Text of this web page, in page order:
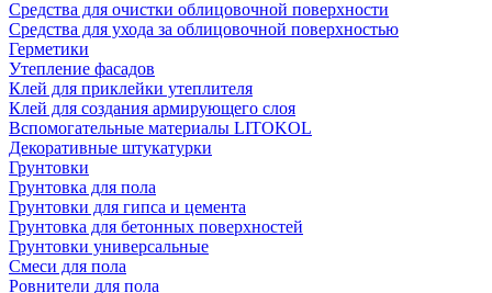
Средства для очистки облицовочной поверхности
Средства для ухода за облицовочной поверхностью
Герметики
Утепление фасадов
Клей для приклейки утеплителя
Клей для создания армирующего слоя
Вспомогательные материалы LITOKOL
Декоративные штукатурки
Грунтовки
Грунтовка для пола
Грунтовки для гипса и цемента
Грунтовка для бетонных поверхностей
Грунтовки универсальные
Смеси для пола
Ровнители для пола